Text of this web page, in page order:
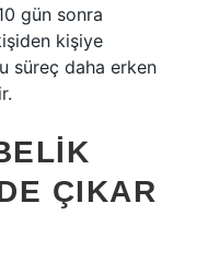
gün sonra
kişiye
süreç daha erken
ÇIKAR